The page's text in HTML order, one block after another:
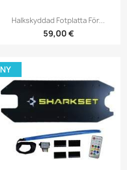
Snabbvy
Halkskyddad Fotplatta För...
59,00 €
NY